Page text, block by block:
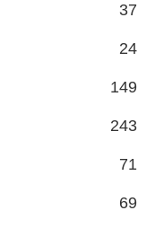
37
24
149
243
71
69